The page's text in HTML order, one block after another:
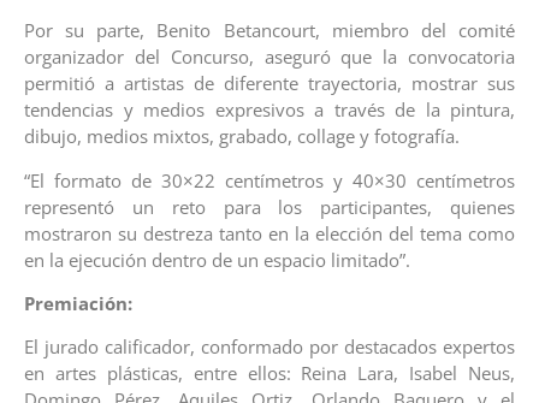
Por su parte, Benito Betancourt, miembro del comité
organizador del Concurso, aseguró que la convocatoria
permitió a artistas de diferente trayectoria, mostrar sus
tendencias y medios expresivos a través de la pintura,
dibujo, medios mixtos, grabado, collage y fotografía.
“El formato de 30×22 centímetros y 40×30 centímetros
representó un reto para los participantes, quienes
mostraron su destreza tanto en la elección del tema como
en la ejecución dentro de un espacio limitado”.
Premiación:
El jurado calificador, conformado por destacados expertos
en artes plásticas, entre ellos: Reina Lara, Isabel Neus,